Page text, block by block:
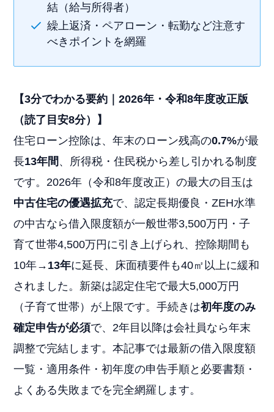
結（給与所得者）
繰上返済・ペアローン・転勤など注意す
べきポイントを網羅
【3分でわかる要約｜2026年・令和8年度改正版
（読了目安8分）】
住宅ローン控除は、年末のローン残高の0.7%が最
長13年間 、所得税・住民税から差し引かれる制度
です。2026年（令和8年度改正）の最大の目玉は
中古住宅の優遇拡充で、認定長期優良・ZEH水準
の中古なら借入限度額が一般世帯3,500万円・子
育て世帯4,500万円に引き上げられ、控除期間も
10年→ 13年に延長、床面積要件も40㎡以上に緩和
されました。新築は認定住宅で最大5,000万円
（子育て世帯）が上限です。手続きは初年度のみ
確定申告が必須で、2年目以降は会社員なら年末
調整で完結します。本記事では最新の借入限度額
一覧・適用条件・初年度の申告手順と必要書類・
よくある失敗までを完全網羅します。